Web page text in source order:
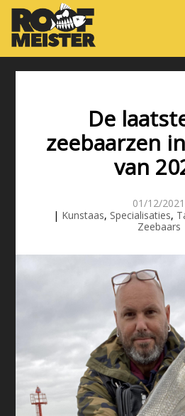
De
zeebaarzen
van
01/12/2021
| Kunstaas, Specialisaties,
Zeebaars